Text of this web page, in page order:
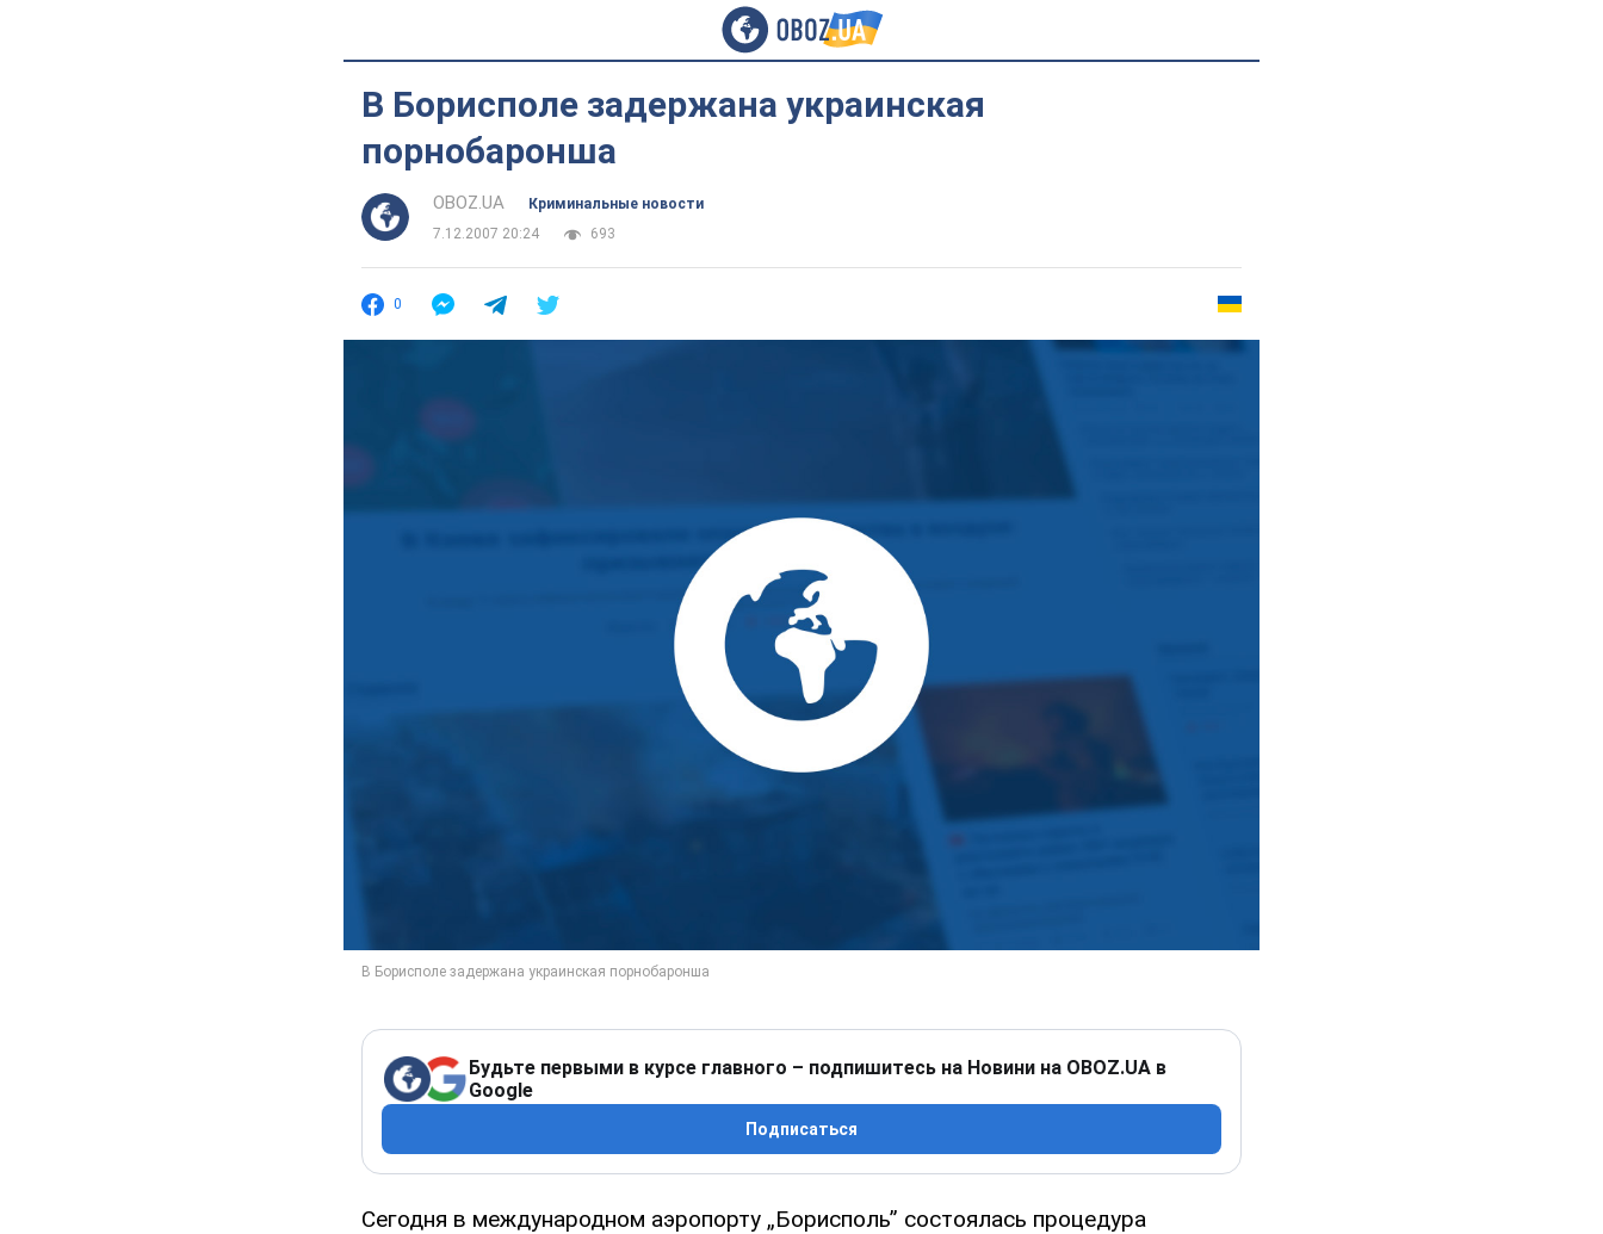
В Борисполе задержана украинская
порнобаронша
OBOZ.UA
Криминальные новости
7.12.2007 20:24
693
0
Будьте первыми в курсе главного – подпишитесь на Новини на OBOZ.UA в
Google
Подписаться
Сегодня в международном аэропорту „Борисполь” состоялась процедура